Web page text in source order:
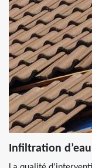
Infiltration